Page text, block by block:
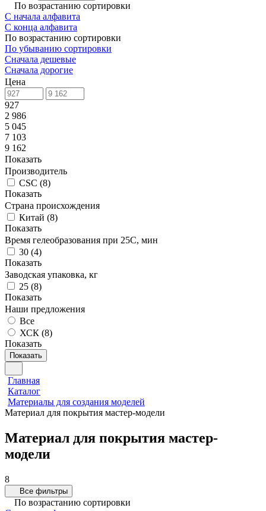
По возрастанию сортировки
С начала алфавита
С конца алфавита
По возрастанию сортировки
По убыванию сортировки
Сначала дешевые
Сначала дорогие
Цена
927
2 986
5 045
7 103
9 162
Показать
Производитель
CSC (8)
Показать
Страна происхождения
Китай (8)
Показать
Время гелеобразования при 25С, мин
30 (4)
Показать
Заводская упаковка, кг
25 (8)
Показать
Наши предложения
Все
ХСК (8)
Показать
Показать
Главная
Каталог
Материалы для создания моделей
Материал для покрытия мастер-модели
Материал для покрытия мастер-
модели
8
Все фильтры
По возрастанию сортировки